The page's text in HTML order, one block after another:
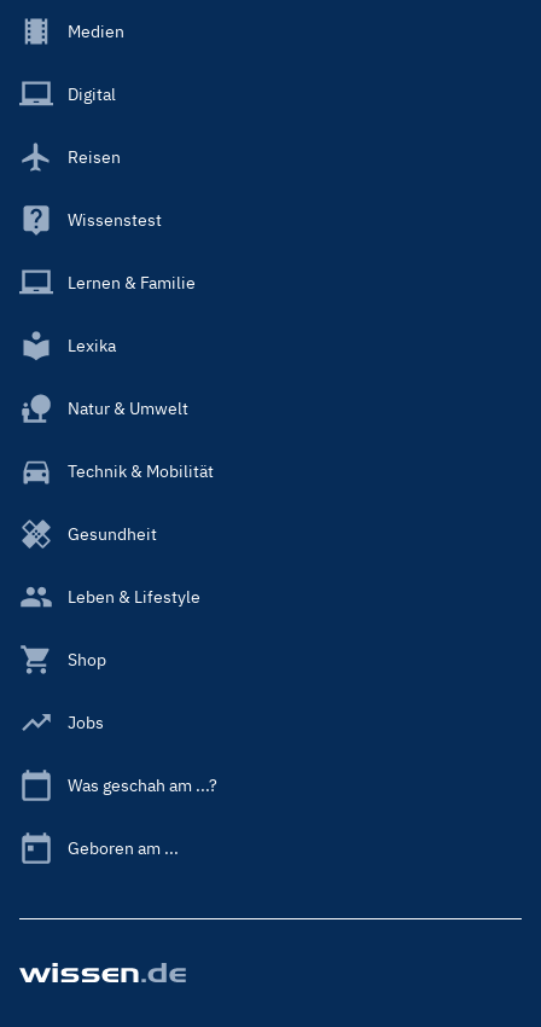
Footer
Main
Medien
Digital
Reisen
Wissenstest
Lernen & Familie
Lexika
Natur & Umwelt
Technik & Mobilität
Gesundheit
Leben & Lifestyle
Shop
Jobs
Was geschah am ...?
Geboren am ...